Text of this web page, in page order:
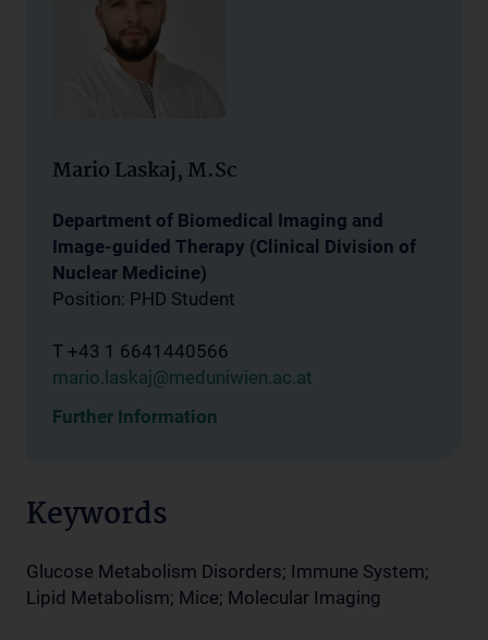
Mario Laskaj, M.Sc
Department of Biomedical Imaging and
Image-guided Therapy (Clinical Division of
Nuclear Medicine)
Position: PHD Student
T +43 1 6641440566
mario.laskaj@meduniwien.ac.at
Further Information
Keywords
Glucose Metabolism Disorders; Immune System;
Lipid Metabolism; Mice; Molecular Imaging